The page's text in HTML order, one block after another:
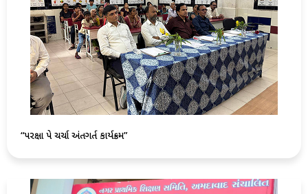
“પરિક્ષા પે ચર્ચા અંતગર્ત કાર્યક્રમ”